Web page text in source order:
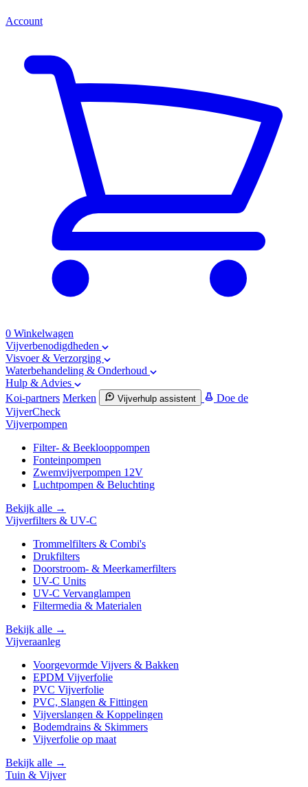
Account
0 Winkelwagen
Vijverbenodigdheden
Visvoer & Verzorging
Waterbehandeling & Onderhoud
Hulp & Advies
Koi-partners Merken Vijverhulp assistent
Doe de
VijverCheck
Vijverpompen
Filter- & Beeklooppompen
Fonteinpompen
Zwemvijverpompen 12V
Luchtpompen & Beluchting
Bekijk alle →
Vijverfilters & UV-C
Trommelfilters & Combi's
Drukfilters
Doorstroom- & Meerkamerfilters
UV-C Units
UV-C Vervanglampen
Filtermedia & Materialen
Bekijk alle →
Vijveraanleg
Voorgevormde Vijvers & Bakken
EPDM Vijverfolie
PVC Vijverfolie
PVC, Slangen & Fittingen
Vijverslangen & Koppelingen
Bodemdrains & Skimmers
Vijverfolie op maat
Bekijk alle →
Tuin & Vijver